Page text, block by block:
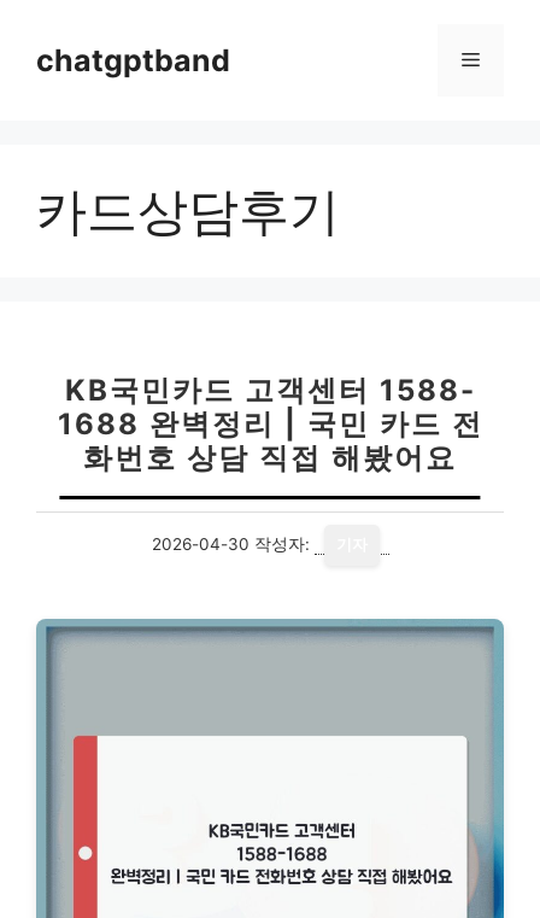
chatgptband 메
카드상담후기
KB국민카드 고객센터 1588-
1688 완벽정리 | 국민 카드 전
화번호 상담 직접 해봤어요
2026-04-30 작성자: